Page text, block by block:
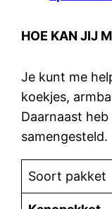
HOE KAN JIJ
Je kunt me
koekjes,
Daarnaast
samengesteld.
Soort pakket